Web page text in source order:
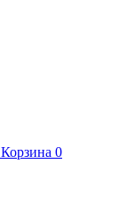
Корзина 0